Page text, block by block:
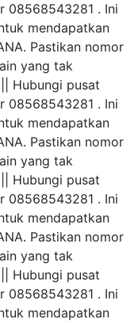
08568543281 . Ini
mendapatkan
Pastikan nomor
yang tak
Hubungi pusat
08568543281 . Ini
mendapatkan
Pastikan nomor
yang tak
Hubungi pusat
08568543281 . Ini
mendapatkan
Pastikan nomor
yang tak
Hubungi pusat
08568543281 . Ini
mendapatkan